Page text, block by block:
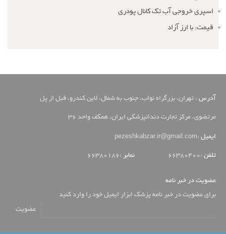
اسپری خروجی آب تک کانال پودری
قیمت: با ارز آزاد
آدرس : تهران، بزرگراه نواب، جنوب به شمال، لاین کندرو، قبل از پل
مرتضوی، مرکز تجارت دندانپزشکی ایران، همکف واحد 36
ایمیل :pezeshkabzar.ir@gmail.com
تلفن :66380400 نمابر :66380186
عضویت در خبر نامه
برای عضویت در خبر نامه پزشک ابزار ایمیل خود را وارد کنید
عضویت